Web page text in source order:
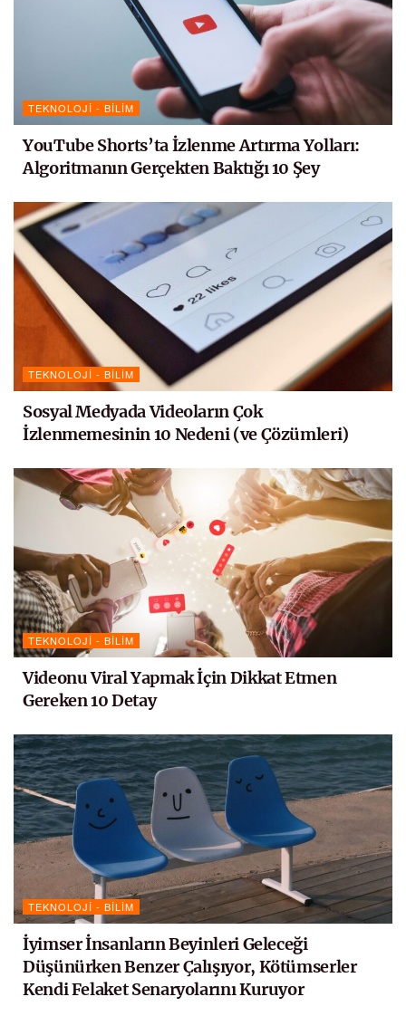
TEKNOLOJI - BILIM
YouTube Shorts’ta İzlenme Artırma Yolları:
Algoritmanın Gerçekten Baktığı 10 Şey
TEKNOLOJI - BILIM
Sosyal Medyada Videoların Çok
İzlenmemesinin 10 Nedeni (ve Çözümleri)
TEKNOLOJI - BILIM
Videonu Viral Yapmak İçin Dikkat Etmen
Gereken 10 Detay
TEKNOLOJI - BILIM
İyimser İnsanların Beyinleri Geleceği
Düşünürken Benzer Çalışıyor, Kötümserler
Kendi Felaket Senaryolarını Kuruyor